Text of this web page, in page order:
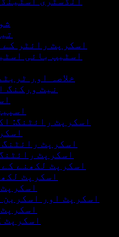
اسکرپٹ رائٹر
اسٹیپ بائی
خلاصہ اور
نیٹ ورکنگ
اسکرپٹ رائٹنگ:
اسکرپٹ رائٹنگ کے 5 عناصر
اسکرپٹ
اسکرپٹ لکھنے کے 5 مراحل کون سے ہیں؟
اسکرپٹ
اسکرپٹ اور
اسکرپٹ کے 3 حصے کون